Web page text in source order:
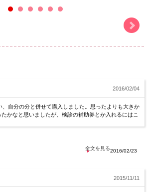
2016/02/04
、自分の分と併せて購入しました。思ったよりも大きか
かなと思いましたが、検診の補助券とか入れるにはこ
2016/02/23
2015/11/11